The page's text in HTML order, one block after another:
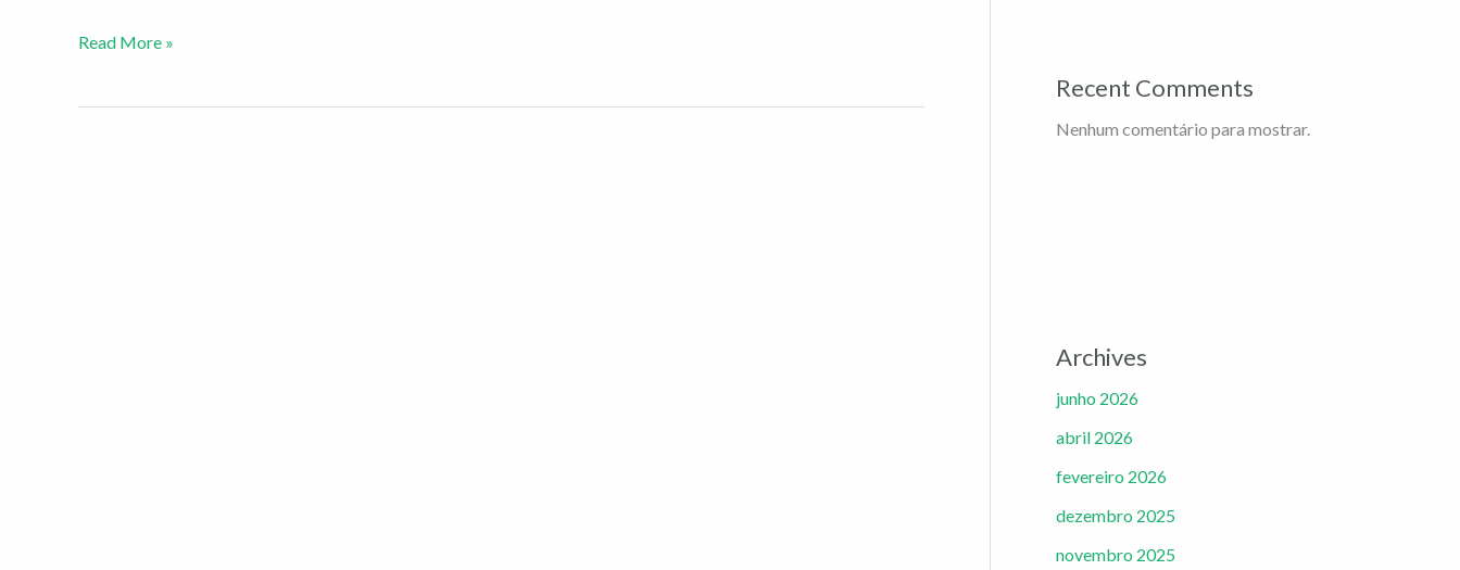
Read More »
Recent Comments
Nenhum comentário para mostrar.
Archives
junho 2026
abril 2026
fevereiro 2026
dezembro 2025
novembro 2025